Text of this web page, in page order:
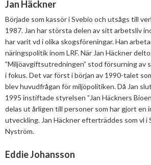
Jan Häckner
Började som kassör i Svebio och utsågs till
1987. Jan har största delen av sitt arbetsliv
har varit vd i olika skogsföreningar. Han
näringspolitik inom LRF. När Jan Häckner
”Miljöavgiftsutredningen” stod försurning av
i fokus. Det var först i början av 1990-talet
blev huvudfrågan för miljöpolitiken. Då Jan
1995 instiftade styrelsen ”Jan Häckners
delas ut årligen till personer som har gjort en
utveckling. Jan Häckner efterträddes som vl i
Nyström.
Eddie Johansson